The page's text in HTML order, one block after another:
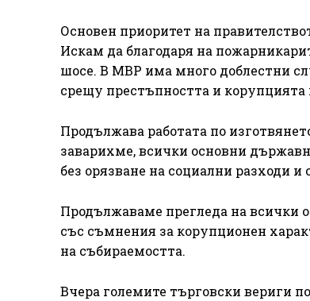
Основен приоритет на
Искам да благодаря на
шосе. В МВР има много доблестни
срещу престъпността и
Продължава работата по
заварихме, всички основни
без орязване на социални разходи и
Продължаваме прегледа на всички
със съмнения за корупционен
на събираемостта.
Вчера големите търговски вериги